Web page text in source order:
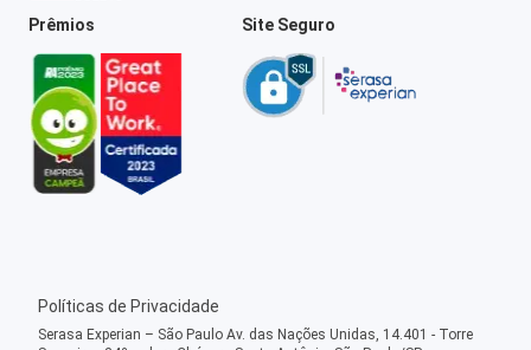
Prêmios Site Seguro
Políticas de Privacidade
Serasa Experian – São Paulo Av. das Nações Unidas, 14.401 - Torre